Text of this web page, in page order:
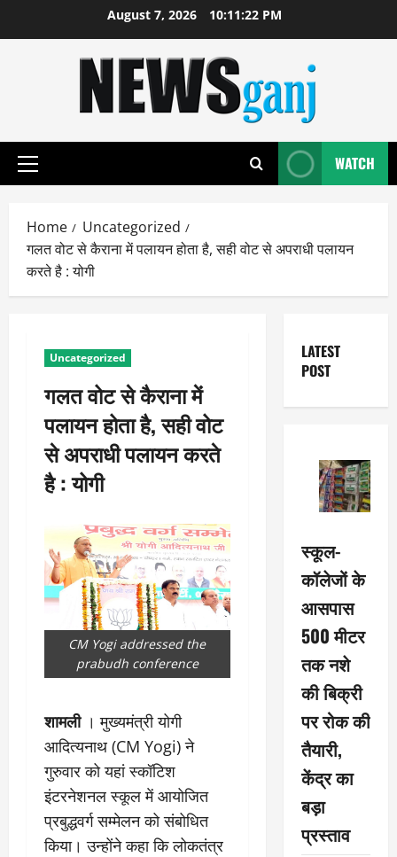
August 7, 2026 10:11:23 PM
Primary
WATCH
Home
Uncategorized
गलत वोट से कैराना में पलायन होता है, सही वोट से अपराधी पलायन
करते है : योगी
Uncategorized
गलत वोट से कैराना में
पलायन होता है, सही वोट
से अपराधी पलायन करते
है : योगी
CM Yogi addressed the
prabudh conference
शामली। मुख्यमंत्री योगी
आदित्यनाथ (CM Yogi) ने
गुरुवार को यहां स्कॉटिश
इंटरनेशनल स्कूल में आयोजित
प्रबुद्धवर्ग सम्मेलन को संबोधित
किया। उन्होंने कहा कि लोकतंत्र
LATEST
POST
स्कूल-
कॉलेजों के
आसपास
500 मीटर
तक नशे
की बिक्री
पर रोक की
तैयारी,
केंद्र का
बड़ा
प्रस्ताव